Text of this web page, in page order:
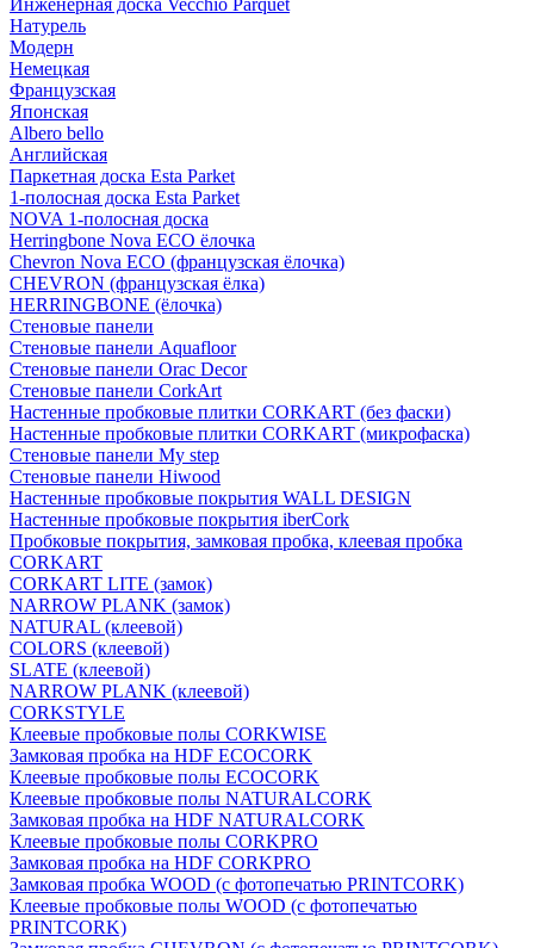
Инженерная доска Vecchio Parquet
Натурель
Модерн
Немецкая
Французская
Японская
Albero bello
Английская
Паркетная доска Esta Parket
1-полосная доска Esta Parket
NOVA 1-полосная доска
Herringbone Nova ECO ёлочка
Chevron Nova ECO (французская ёлочка)
CHEVRON (французская ёлка)
HERRINGBONE (ёлочка)
Стеновые панели
Стеновые панели Aquafloor
Стеновые панели Orac Decor
Стеновые панели CorkArt
Настенные пробковые плитки CORKART (без фаски)
Настенные пробковые плитки CORKART (микрофаска)
Стеновые панели My step
Стеновые панели Hiwood
Настенные пробковые покрытия WALL DESIGN
Настенные пробковые покрытия iberCork
Пробковые покрытия, замковая пробка, клеевая пробка
CORKART
CORKART LITE (замок)
NARROW PLANK (замок)
NATURAL (клеевой)
COLORS (клеевой)
SLATE (клеевой)
NARROW PLANK (клеевой)
CORKSTYLE
Клеевые пробковые полы CORKWISE
Замковая пробка на HDF ECOCORK
Клеевые пробковые полы ECOCORK
Клеевые пробковые полы NATURALCORK
Замковая пробка на HDF NATURALCORK
Клеевые пробковые полы CORKPRO
Замковая пробка на HDF CORKPRO
Замковая пробка WOOD (с фотопечатью PRINTCORK)
Клеевые пробковые полы WOOD (с фотопечатью
PRINTCORK)